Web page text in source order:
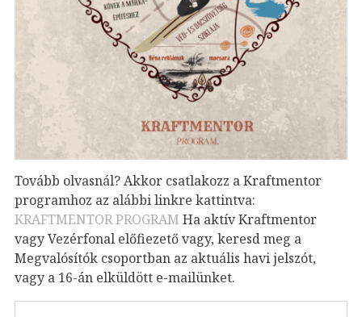
Tovább olvasnál? Akkor csatlakozz a Kraftmentor
programhoz az alábbi linkre kattintva:
KRAFTMENTOR PROGRAM Ha aktív Kraftmentor
vagy Vezérfonal előfiezető vagy, keresd meg a
Megvalósítók csoportban az aktuális havi jelszót,
vagy a 16-án elküldött e-mailünket.